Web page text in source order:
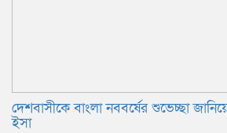
দেশবাসীকে বাংলা নববর্ষের শুভেচ্ছা
ইসা